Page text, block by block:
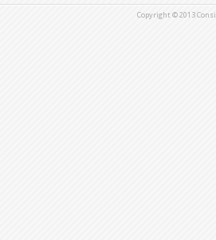
Copyright © 2013